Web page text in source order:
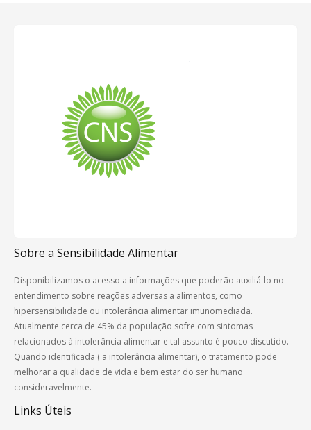
Sobre a Sensibilidade Alimentar
Disponibilizamos o acesso a informações que poderão auxiliá-lo no
entendimento sobre reações adversas a alimentos, como
hipersensibilidade ou intolerância alimentar imunomediada.
Atualmente cerca de 45% da população sofre com sintomas
relacionados à intolerância alimentar e tal assunto é pouco discutido.
Quando identificada ( a intolerância alimentar), o tratamento pode
melhorar a qualidade de vida e bem estar do ser humano
consideravelmente.
Links Úteis